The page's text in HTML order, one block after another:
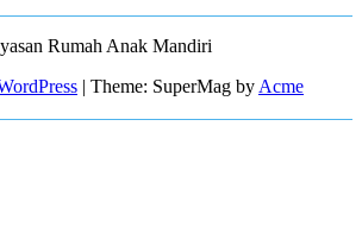
Rumah Anak Mandiri
| Theme: SuperMag by Acme